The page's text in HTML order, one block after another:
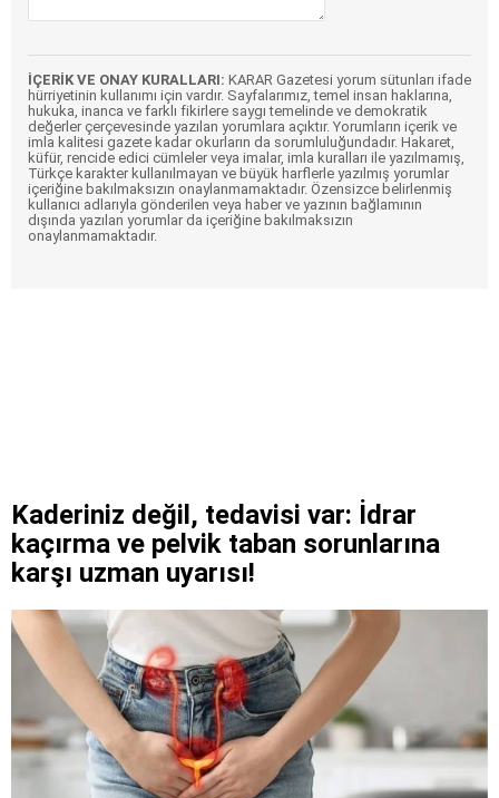
İÇERİK VE ONAY KURALLARI: KARAR Gazetesi yorum sütunları ifade
hürriyetinin kullanımı için vardır. Sayfalarımız, temel insan haklarına,
hukuka, inanca ve farklı fikirlere saygı temelinde ve demokratik
değerler çerçevesinde yazılan yorumlara açıktır. Yorumların içerik ve
imla kalitesi gazete kadar okurların da sorumluluğundadır. Hakaret,
küfür, rencide edici cümleler veya imalar, imla kuralları ile yazılmamış,
Türkçe karakter kullanılmayan ve büyük harflerle yazılmış yorumlar
içeriğine bakılmaksızın onaylanmamaktadır. Özensizce belirlenmiş
kullanıcı adlarıyla gönderilen veya haber ve yazının bağlamının
dışında yazılan yorumlar da içeriğine bakılmaksızın
onaylanmamaktadır.
Kaderiniz değil, tedavisi var: İdrar
kaçırma ve pelvik taban sorunlarına
karşı uzman uyarısı!